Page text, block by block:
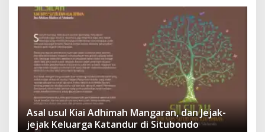
Asal usul Kiai Adhimah Mangaran, dan Jejak-
jejak Keluarga Katandur di Situbondo